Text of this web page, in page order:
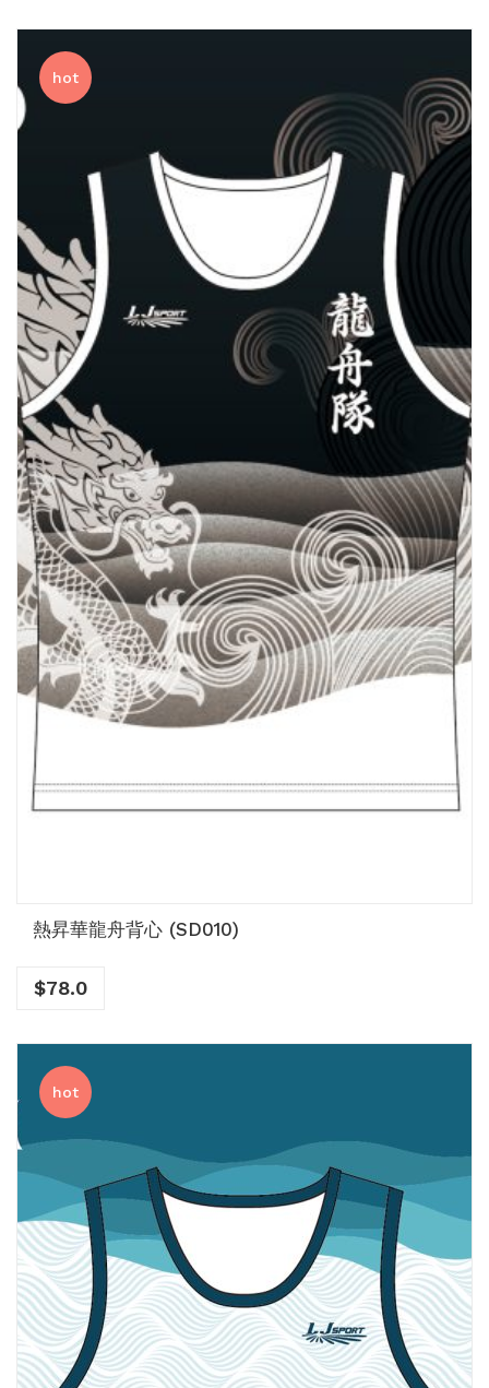
hot
熱昇華龍舟背心 (SD010)
$78.0
hot